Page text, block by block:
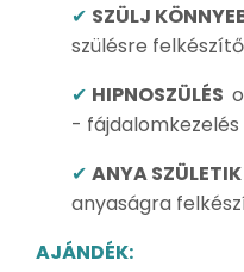
✔ SZÜLJ
szülésre
✔ HIPNOSZÜLÉS
-
✔ ANYA
anyaságra
AJÁNDÉK: